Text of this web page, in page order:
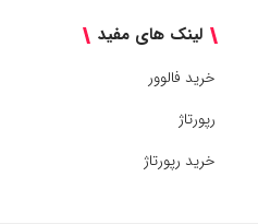
لینک های مفید
خرید فالوور
رپورتاژ
خرید رپورتاژ